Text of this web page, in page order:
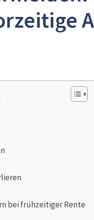
bei frühzeitiger Rente